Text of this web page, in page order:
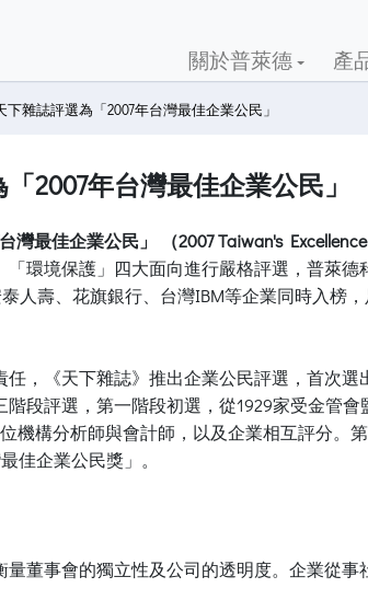
關於普萊德 產
雜誌評選為「2007年台灣最佳企業公民」
2007年台灣最佳企業公民」
台灣最佳企業公民」 （2007 Taiwan's
「環境保護」四大面向進行嚴格評選，普萊
人壽、花旗銀行、台灣IBM等企業同時入榜
，《天下雜誌》推出企業公民評選，首次選
段評選，第一階段初選，從1929家受金管
機構分析師與會計師，以及企業相互評分
佳企業公民獎」。
量董事會的獨立性及公司的透明度。企業從